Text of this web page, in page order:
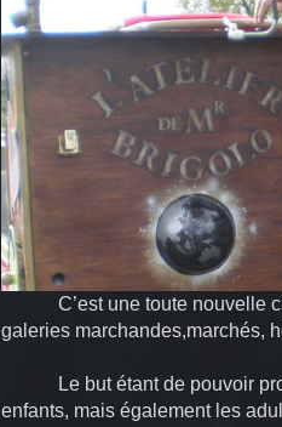
C’est une toute nouvelle
galeries marchandes,marchés,
Le but étant de pouvoir
enfants, mais également les